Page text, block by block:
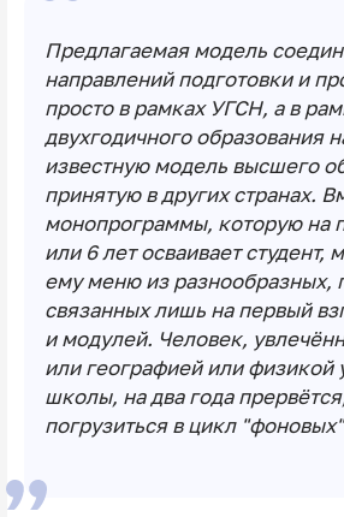
Предлагаемая модель
направлений подготовки и
просто в рамках УГСН, а в
двухгодичного образования
известную модель высшего
принятую в других странах.
монопрограммы, которую на
или 6 лет осваивает студент,
ему меню из разнообразных,
связанных лишь на первый
и модулей. Человек,
или географией или физикой
школы, на два года
погрузиться в цикл